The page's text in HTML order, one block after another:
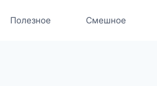
Полезное Смешное